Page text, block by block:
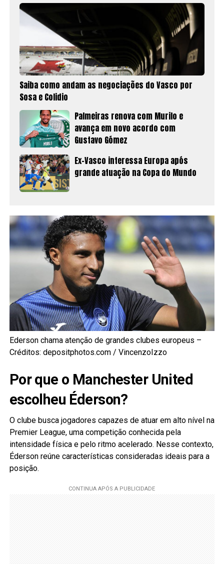
Saiba como andam as negociações do Vasco por
Sosa e Colidio
Palmeiras renova com Murilo e
avança em novo acordo com
Gustavo Gómez
Ex-Vasco interessa Europa após
grande atuação na Copa do Mundo
Ederson chama atenção de grandes clubes europeus –
Créditos: depositphotos.com / VincenzoIzzo
Por que o Manchester United
escolheu Éderson?
O clube busca jogadores capazes de atuar em alto nível na
Premier League, uma competição conhecida pela
intensidade física e pelo ritmo acelerado. Nesse contexto,
Éderson reúne características consideradas ideais para a
posição.